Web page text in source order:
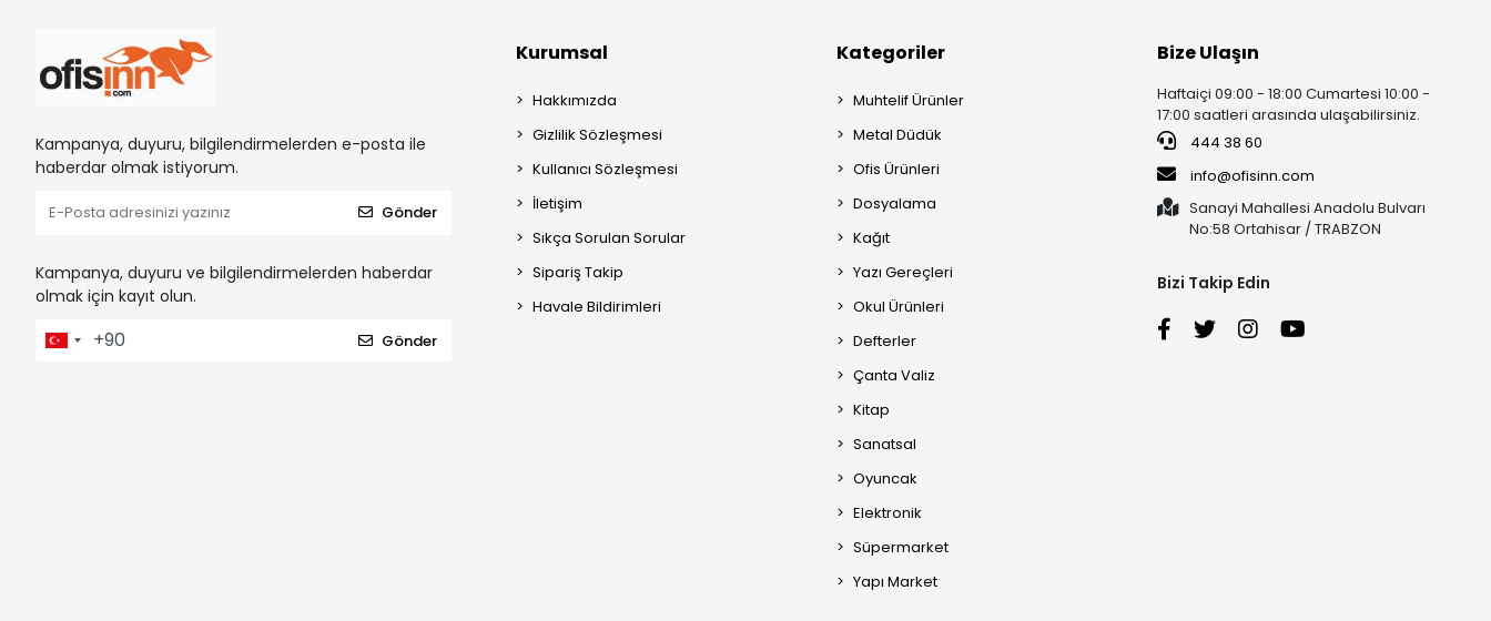
Kampanya, duyuru, bilgilendirmelerden e-posta ile
haberdar olmak istiyorum.
Gönder
Kampanya, duyuru ve bilgilendirmelerden haberdar
olmak için kayıt olun.
Gönder
Kurumsal
Hakkımızda
Gizlilik Sözleşmesi
Kullanıcı Sözleşmesi
İletişim
Sıkça Sorulan Sorular
Sipariş Takip
Havale Bildirimleri
Kategoriler
Muhtelif Ürünler
Metal Düdük
Ofis Ürünleri
Dosyalama
Kağıt
Yazı Gereçleri
Okul Ürünleri
Defterler
Çanta Valiz
Kitap
Sanatsal
Oyuncak
Elektronik
Süpermarket
Yapı Market
Bize Ulaşın
Haftaiçi 09:00 - 18:00 Cumartesi 10:00 -
17:00 saatleri arasında ulaşabilirsiniz.
444 38 60
info@ofisinn.com
Sanayi Mahallesi Anadolu Bulvarı
No:58 Ortahisar / TRABZON
Bizi Takip Edin